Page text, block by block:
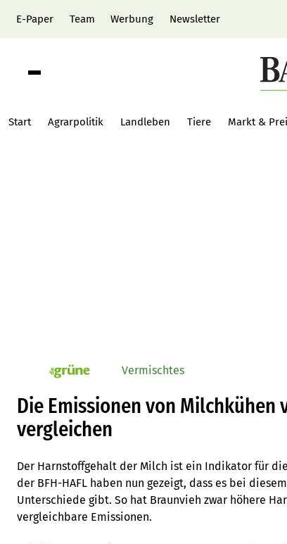
E-Paper Team Werbung Newsletter
Start Agrarpolitik Landleben Tiere Markt &
pv_die-grune-online Vermischtes
Die Emissionen von Milchkühen
vergleichen
Der Harnstoffgehalt der Milch ist ein Indikator für
der BFH-HAFL haben nun gezeigt, dass es bei
Unterschiede gibt. So hat Braunvieh zwar höhere
vergleichbare Emissionen.